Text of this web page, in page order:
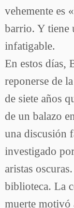
vehemente es
barrio. Y tiene
infatigable.
En estos días,
reponerse de
de siete años
de un balazo
una discusión
investigado
aristas
biblioteca. La
muerte motivó